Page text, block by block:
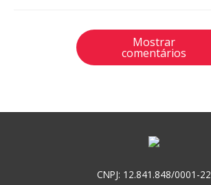
Mostrar
comentários
CNPJ: 12.841.848/0001-22